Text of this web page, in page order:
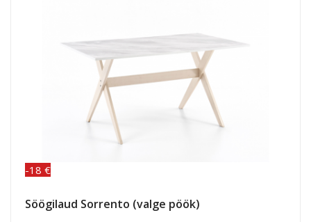
-18 €
Söögilaud Sorrento (valge pöök)